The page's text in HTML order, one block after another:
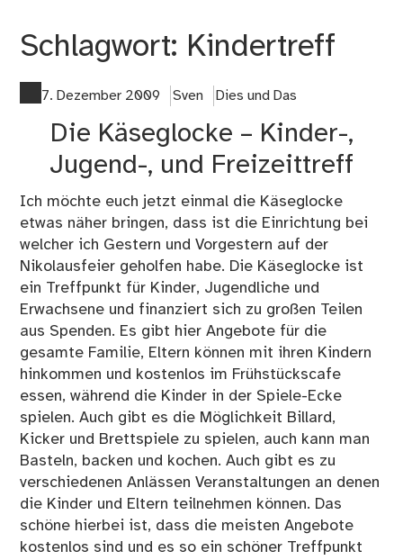
Schlagwort: Kindertreff
7. Dezember 2009 Sven Dies und Das
Die Käseglocke – Kinder-,
Jugend-, und Freizeittreff
Ich möchte euch jetzt einmal die Käseglocke
etwas näher bringen, dass ist die Einrichtung bei
welcher ich Gestern und Vorgestern auf der
Nikolausfeier geholfen habe. Die Käseglocke ist
ein Treffpunkt für Kinder, Jugendliche und
Erwachsene und finanziert sich zu großen Teilen
aus Spenden. Es gibt hier Angebote für die
gesamte Familie, Eltern können mit ihren Kindern
hinkommen und kostenlos im Frühstückscafe
essen, während die Kinder in der Spiele-Ecke
spielen. Auch gibt es die Möglichkeit Billard,
Kicker und Brettspiele zu spielen, auch kann man
Basteln, backen und kochen. Auch gibt es zu
verschiedenen Anlässen Veranstaltungen an denen
die Kinder und Eltern teilnehmen können. Das
schöne hierbei ist, dass die meisten Angebote
kostenlos sind und es so ein schöner Treffpunkt